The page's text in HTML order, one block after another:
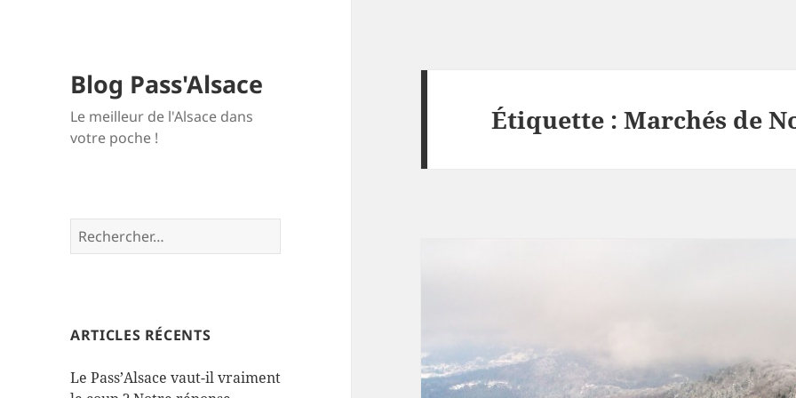
Blog Pass'Alsace
Le meilleur de l'Alsace dans
votre poche !
Rechercher :
ARTICLES RÉCENTS
Le Pass’Alsace vaut-il vraiment
Étiquette :Marchés de